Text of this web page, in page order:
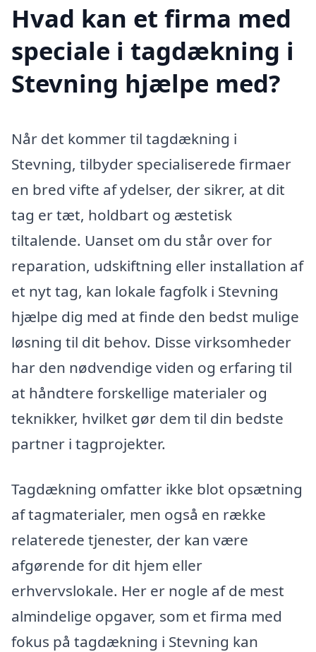
Hvad kan et firma med
speciale i tagdækning i
Stevning hjælpe med?
Når det kommer til tagdækning i
Stevning, tilbyder specialiserede firmaer
en bred vifte af ydelser, der sikrer, at dit
tag er tæt, holdbart og æstetisk
tiltalende. Uanset om du står over for
reparation, udskiftning eller installation af
et nyt tag, kan lokale fagfolk i Stevning
hjælpe dig med at finde den bedst mulige
løsning til dit behov. Disse virksomheder
har den nødvendige viden og erfaring til
at håndtere forskellige materialer og
teknikker, hvilket gør dem til din bedste
partner i tagprojekter.
Tagdækning omfatter ikke blot opsætning
af tagmaterialer, men også en række
relaterede tjenester, der kan være
afgørende for dit hjem eller
erhvervslokale. Her er nogle af de mest
almindelige opgaver, som et firma med
fokus på tagdækning i Stevning kan